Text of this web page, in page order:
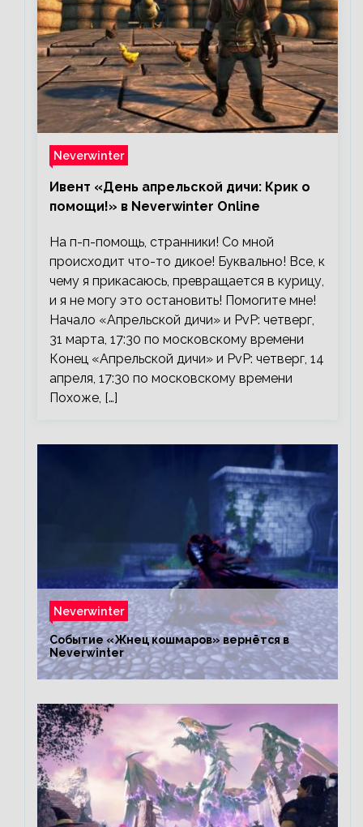
Neverwinter
Ивент «День апрельской дичи: Крик о
помощи!» в Neverwinter Online
На п-п-помощь, странники! Со мной
происходит что-то дикое! Буквально! Все, к
чему я прикасаюсь, превращается в курицу,
и я не могу это остановить! Помогите мне!
Начало «Апрельской дичи» и PvP: четверг,
31 марта, 17:30 по московскому времени
Конец «Апрельской дичи» и PvP: четверг, 14
апреля, 17:30 по московскому времени
Похоже, […]
Neverwinter
Событие «Жнец кошмаров» вернётся в
Neverwinter